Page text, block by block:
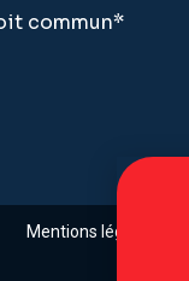
commun*
Mentions légales